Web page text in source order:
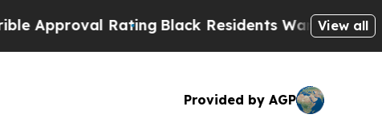
RatingBlack Residents Warned of AbusiveView all
Provided by AGP